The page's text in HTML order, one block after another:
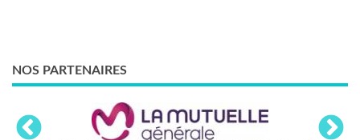
NOS PARTENAIRES